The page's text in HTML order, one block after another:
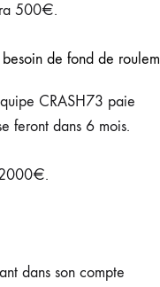
500€.
CRASH73 paie
feront dans 6 mois.
2000€.
dans son compte